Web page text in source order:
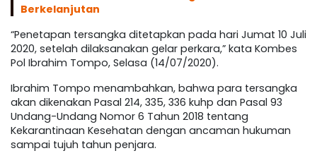
Berkelanjutan
“Penetapan tersangka ditetapkan pada hari Jumat 10 Juli
2020, setelah dilaksanakan gelar perkara,” kata Kombes
Pol Ibrahim Tompo, Selasa (14/07/2020).
Ibrahim Tompo menambahkan, bahwa para tersangka
akan dikenakan Pasal 214, 335, 336 kuhp dan Pasal 93
Undang-Undang Nomor 6 Tahun 2018 tentang
Kekarantinaan Kesehatan dengan ancaman hukuman
sampai tujuh tahun penjara.